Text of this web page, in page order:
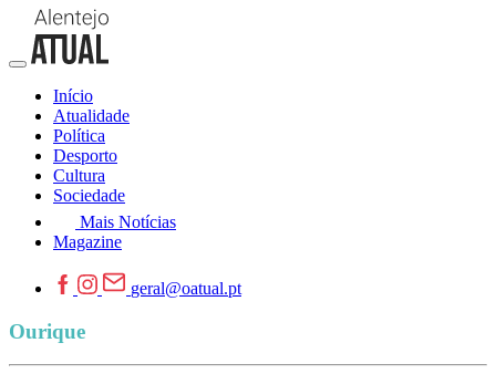
Início
Atualidade
Política
Desporto
Cultura
Sociedade
Mais Notícias
Magazine
geral@oatual.pt
Ourique